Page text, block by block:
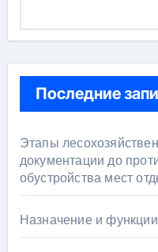
Последние
Этапы
документации до
обустройства мест
Назначение и